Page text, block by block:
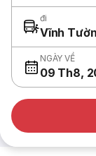
đi
Vĩnh
NGÀY VỀ
09 Th8,